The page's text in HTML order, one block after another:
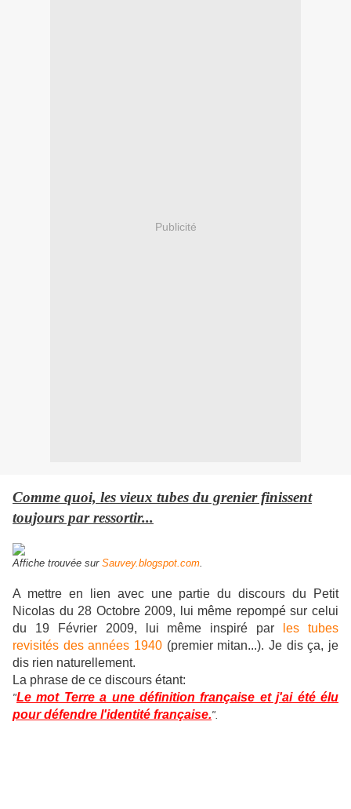
Publicité
Comme quoi, les vieux tubes du grenier finissent
toujours par ressortir...
Affiche trouvée sur Sauvey.blogspot.com.
A mettre en lien avec une partie du discours du Petit
Nicolas du 28 Octobre 2009, lui même repompé sur celui
du 19 Février 2009, lui même inspiré par
les tubes
revisités des années 1940 (premier mitan...). Je dis ça, je
dis rien naturellement.
La phrase de ce discours étant:
"Le mot Terre a une définition française et j'ai été élu
pour défendre l'identité française.".